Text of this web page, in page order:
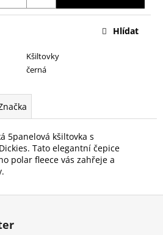
Kšiltovky
černá
Hlídat
5panelová kšiltovka s
Tato elegantní čepice
polar fleece vás zahřeje a